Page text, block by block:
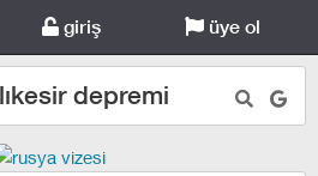
giriş üye ol
depremi